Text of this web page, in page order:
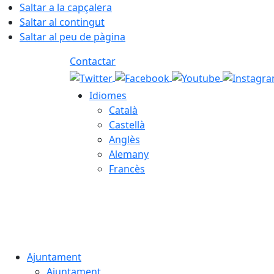
Saltar a la capçalera
Saltar al contingut
Saltar al peu de pàgina
Contactar
Idiomes
Català
Castellà
Anglès
Alemany
Francès
Ajuntament